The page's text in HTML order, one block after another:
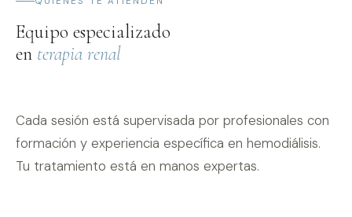
Equipo especializado
en terapia renal
Cada sesión está supervisada por profesionales con
formación y experiencia específica en hemodiálisis.
Tu tratamiento está en manos expertas.